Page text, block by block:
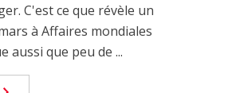
C'est ce que révèle un
à Affaires mondiales
aussi que peu de ...